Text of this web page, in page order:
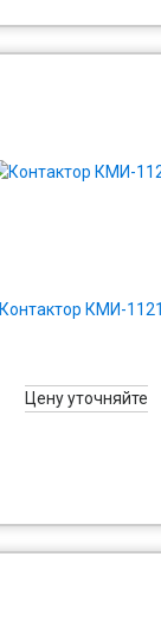
Контактор КМИ-
Цену уточняйте